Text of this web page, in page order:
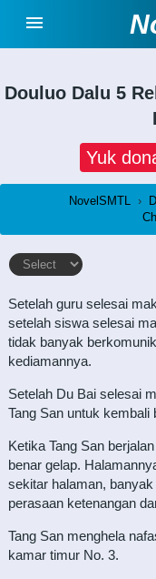
Douluo Dalu 5
Yuk
NovelSMTL ›
Setelah guru selesai
setelah siswa selesai
tidak banyak
kediamannya.
Setelah Du Bai selesai
Tang San untuk kembali
Ketika Tang San
benar gelap.
sekitar halaman,
perasaan ketenangan
Tang San menghela
kamar timur No. 3.